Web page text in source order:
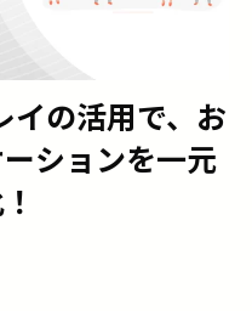
の活用で、お
ションを一元